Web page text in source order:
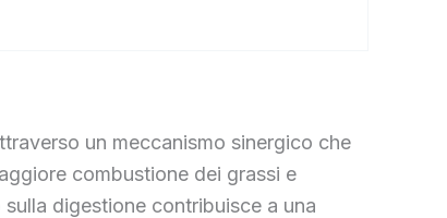
un meccanismo sinergico che
combustione dei grassi e
digestione contribuisce a una